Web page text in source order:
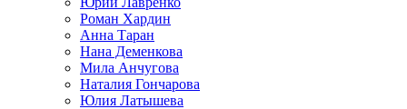
Роман Хардин
Анна Таран
Нана Деменкова
Мила Анчугова
Наталия Гончарова
Юлия Латышева